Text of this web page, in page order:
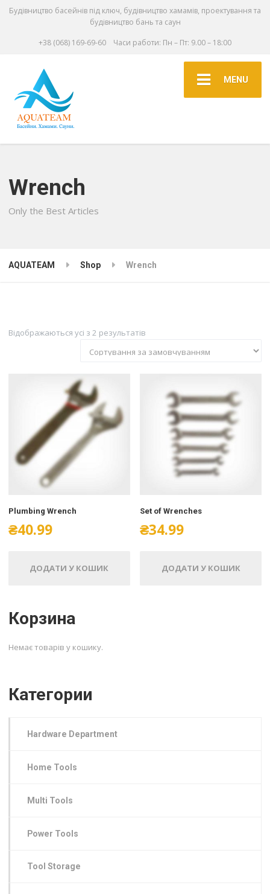
Будівництво басейнів під ключ, будівництво хамамів, проектування та
будівництво бань та саун
+38 (068) 169-69-60
Часи работи: Пн – Пт: 9.00 – 18:00
MENU
Wrench
Only the Best Articles
AQUATEAM Shop Wrench
Відображаються усі з 2 результатів
Plumbing Wrench
₴40.99
ДОДАТИ У КОШИК
Set of Wrenches
₴34.99
ДОДАТИ У КОШИК
Корзина
Немає товарів у кошику.
Категории
Hardware Department
Home Tools
Multi Tools
Power Tools
Tool Storage